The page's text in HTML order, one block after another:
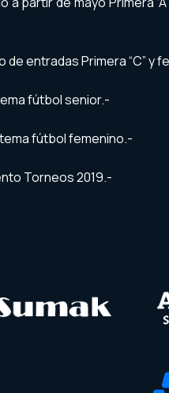
entradas Primera “C” y
fútbol senior.-
fútbol femenino.-
Torneos 2019.-